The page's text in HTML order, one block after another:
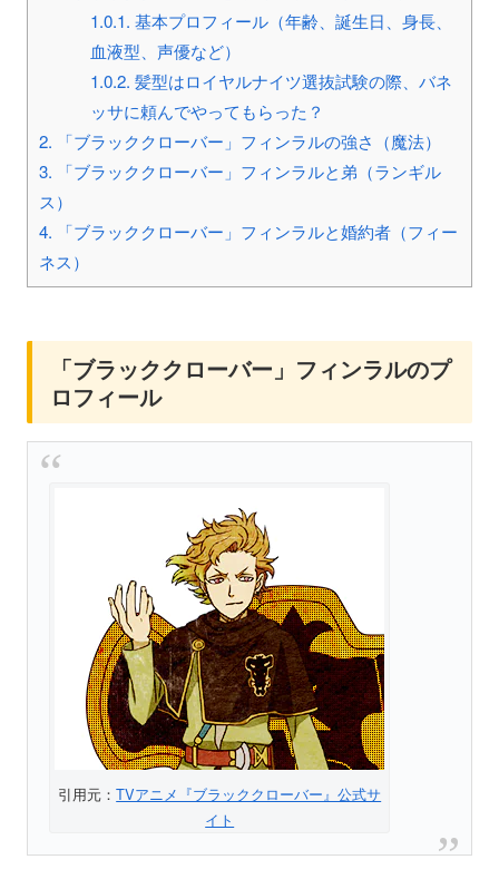
1.0.1. 基本プロフィール（年齢、誕生日、身長、
血液型、声優など）
1.0.2. 髪型はロイヤルナイツ選抜試験の際、バネ
ッサに頼んでやってもらった？
2. 「ブラッククローバー」フィンラルの強さ（魔法）
3. 「ブラッククローバー」フィンラルと弟（ランギル
ス）
4. 「ブラッククローバー」フィンラルと婚約者（フィー
ネス）
「ブラッククローバー」フィンラルのプ
ロフィール
引用元：TVアニメ『ブラッククローバー』公式サ
イト